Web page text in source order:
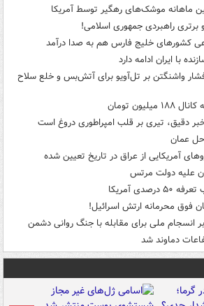
ماهانه موشک‌های رهگیر توسط آمریکا
راهبردی جمهوری اسلامی!
کشورهای خلیج فارس هم به صدا درآمد
با ایران ادامه دارد
فشار واشنگتن بر تل‌آویو برای آتش‌بس و خلع سلاح
تومان
دقیق، تیری بر قلب امپراطوری دروغ است
عمان
آمریکایی از عراق در تاریخ تعیین شده
علیه دولت مرتس
آمریکا
فوق محرمانه ارتش اسرائیل!
انسجام ملی برای مقابله با جنگ روانی دشمن
دماوند شد